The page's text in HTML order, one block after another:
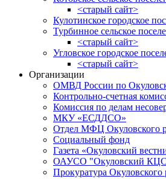
<старый сайт>
Кулотинское городское
Турбинное сельское
<старый сайт>
Угловское городское
<старый сайт>
Организации
ОМВД России по
Контрольно-счетная
Комиссия по делам
МКУ «ЕСДДСО»
Отдел МФЦ Окуловского
Социальный фонд
Газета «Окуловский
ОАУСО "Окуловский
Прокуратура Окуловского